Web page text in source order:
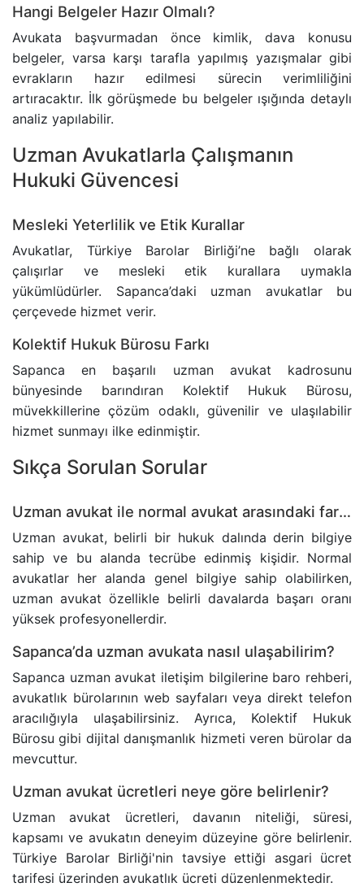
Hangi Belgeler Hazır Olmalı?
Avukata başvurmadan önce kimlik, dava konusu
belgeler, varsa karşı tarafla yapılmış yazışmalar gibi
evrakların hazır edilmesi sürecin verimliliğini
artıracaktır. İlk görüşmede bu belgeler ışığında detaylı
analiz yapılabilir.
Uzman Avukatlarla Çalışmanın
Hukuki Güvencesi
Mesleki Yeterlilik ve Etik Kurallar
Avukatlar, Türkiye Barolar Birliği’ne bağlı olarak
çalışırlar ve mesleki etik kurallara uymakla
yükümlüdürler. Sapanca’daki uzman avukatlar bu
çerçevede hizmet verir.
Kolektif Hukuk Bürosu Farkı
Sapanca en başarılı uzman avukat kadrosunu
bünyesinde barındıran Kolektif Hukuk Bürosu,
müvekkillerine çözüm odaklı, güvenilir ve ulaşılabilir
hizmet sunmayı ilke edinmiştir.
Sıkça Sorulan Sorular
Uzman avukat ile normal avukat arasındaki fark nedir?
Uzman avukat, belirli bir hukuk dalında derin bilgiye
sahip ve bu alanda tecrübe edinmiş kişidir. Normal
avukatlar her alanda genel bilgiye sahip olabilirken,
uzman avukat özellikle belirli davalarda başarı oranı
yüksek profesyonellerdir.
Sapanca’da uzman avukata nasıl ulaşabilirim?
Sapanca uzman avukat iletişim bilgilerine baro rehberi,
avukatlık bürolarının web sayfaları veya direkt telefon
aracılığıyla ulaşabilirsiniz. Ayrıca, Kolektif Hukuk
Bürosu gibi dijital danışmanlık hizmeti veren bürolar da
mevcuttur.
Uzman avukat ücretleri neye göre belirlenir?
Uzman avukat ücretleri, davanın niteliği, süresi,
kapsamı ve avukatın deneyim düzeyine göre belirlenir.
Türkiye Barolar Birliği'nin tavsiye ettiği asgari ücret
tarifesi üzerinden avukatlık ücreti düzenlenmektedir.